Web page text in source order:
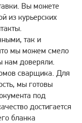
Вы можете
из курьерских
так и
мы можем смело
нам доверяли.
сварщика. Для
мы готовы
под
достигается
бланка